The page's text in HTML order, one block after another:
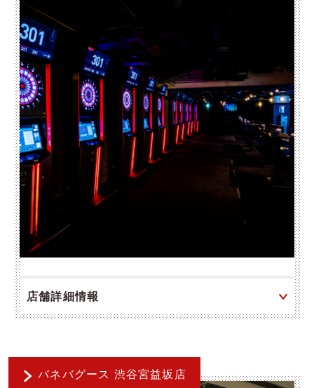
店舗詳細情報
バネバグース 渋谷宮益坂店